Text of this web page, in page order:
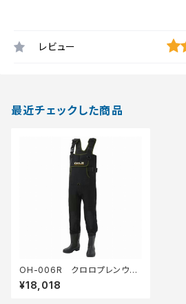
レビュー
最近チェックした商品
OH-006R クロロプレンウェ
ーダーラジアルLL
¥18,018